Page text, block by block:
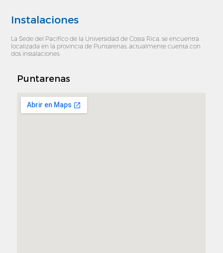
Instalaciones
La Sede del Pacífico de la Universidad de Costa Rica, se encuentra
localizada en la provincia de Puntarenas, actualmente cuenta con
dos instalaciones:
Puntarenas